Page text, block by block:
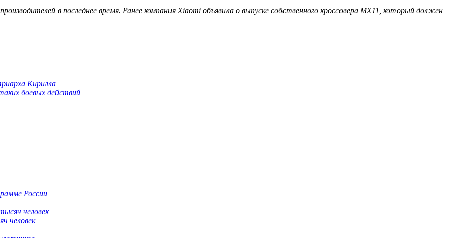
в последнее время. Ранее компания Xiaomi объявила о выпуске собственного кроссовера MX11, который должен
Кирилла
боевых действий
России
человек